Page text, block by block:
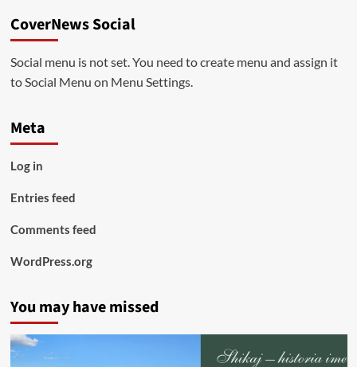
CoverNews Social
Social menu is not set. You need to create menu and assign it
to Social Menu on Menu Settings.
Meta
Log in
Entries feed
Comments feed
WordPress.org
You may have missed